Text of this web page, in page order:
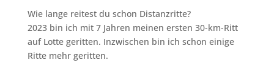
Wie lange reitest du schon Distanzritte?
2023 bin ich mit 7 Jahren meinen ersten 30-km-Ritt
auf Lotte geritten. Inzwischen bin ich schon einige
Ritte mehr geritten.